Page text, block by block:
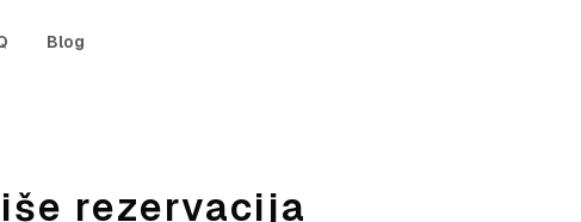
Blog
rezervacija